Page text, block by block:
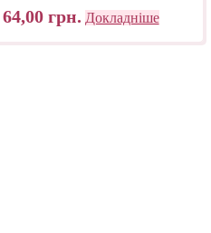
64,00 грн. Докладніше